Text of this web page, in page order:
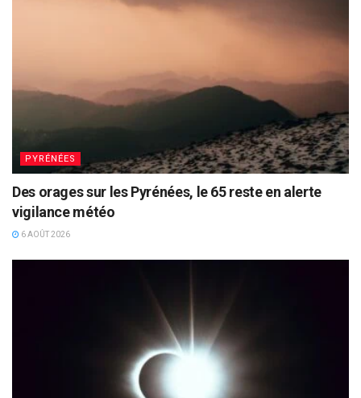
PYRÉNÉES
Des orages sur les Pyrénées, le 65 reste en alerte
vigilance météo
6 AOÛT 2026